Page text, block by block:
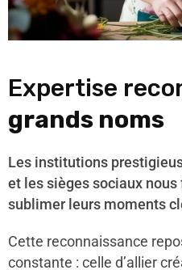
Expertise
grands noms
Les institutions
et les sièges sociaux
sublimer leurs moments
Cette reconnaissance
constante : celle d’allier